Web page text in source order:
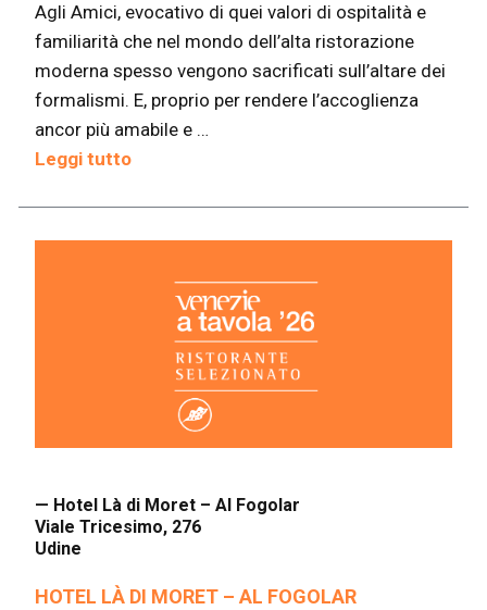
Agli Amici, evocativo di quei valori di ospitalità e
familiarità che nel mondo dell’alta ristorazione
moderna spesso vengono sacrificati sull’altare dei
formalismi. E, proprio per rendere l’accoglienza
ancor più amabile e …
Leggi tutto
— Hotel Là di Moret – Al Fogolar
Viale Tricesimo, 276
Udine
HOTEL LÀ DI MORET – AL FOGOLAR